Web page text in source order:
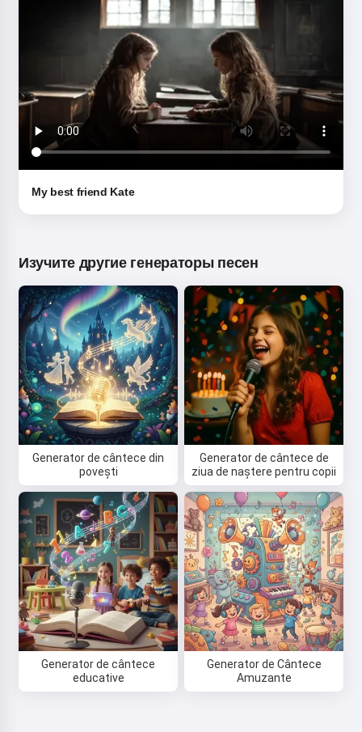
My best friend Kate
Изучите другие генераторы песен
Generator de cântece din
povești
Generator de cântece de
ziua de naștere pentru copii
Generator de cântece
educative
Generator de Cântece
Amuzante